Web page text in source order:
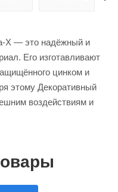
X — это надёжный и
Его изготавливают
цинком и
этому Декоративный
воздействиям и